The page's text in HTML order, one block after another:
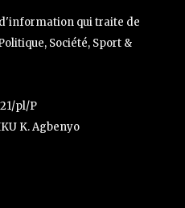
qui traite de
Société, Sport &
pl/P
K. Agbenyo